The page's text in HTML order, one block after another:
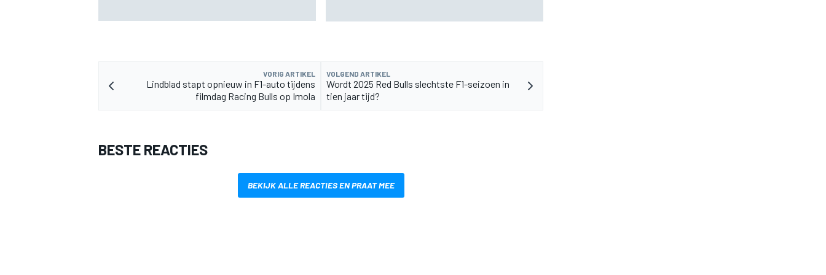
VORIG ARTIKEL
Lindblad stapt opnieuw in F1-auto tijdens
filmdag Racing Bulls op Imola
VOLGEND ARTIKEL
Wordt 2025 Red Bulls slechtste F1-seizoen in
tien jaar tijd?
BESTE REACTIES
BEKIJK ALLE REACTIES EN PRAAT MEE